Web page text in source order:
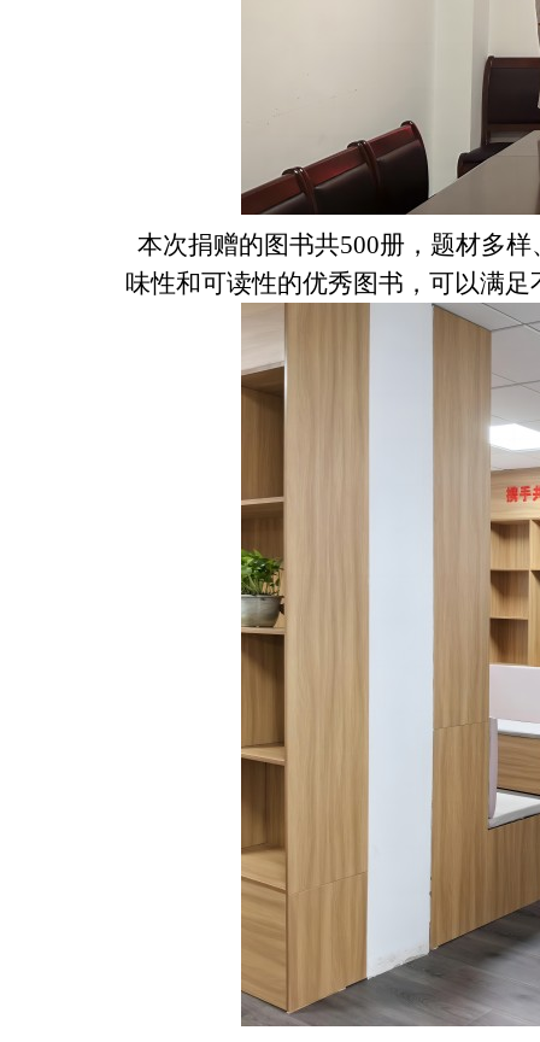
本次捐赠的图书共500册，题材多
味性和可读性的优秀图书，可以满